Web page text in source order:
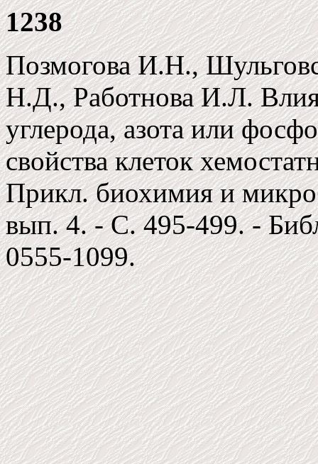
1238
Позмогова И.Н.,
Н.Д., Работнова И.Л.
углерода, азота или
свойства клеток
Прикл. биохимия и
вып. 4. - С. 495-499. -
0555-1099.